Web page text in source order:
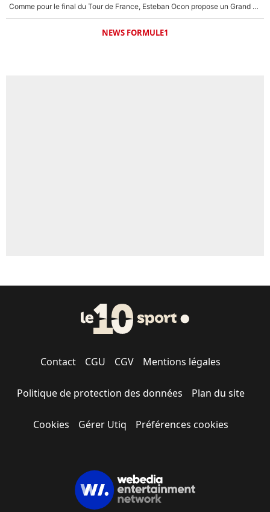
Comme pour le final du Tour de France, Esteban Ocon propose un Grand Prix de Formule 1 à Paris : «Autour de l’Arc de Triomphe, ce serait génial» !
NEWS FORMULE1
Contact CGU CGV Mentions légales
Politique de protection des données Plan du site
Cookies Gérer Utiq Préférences cookies